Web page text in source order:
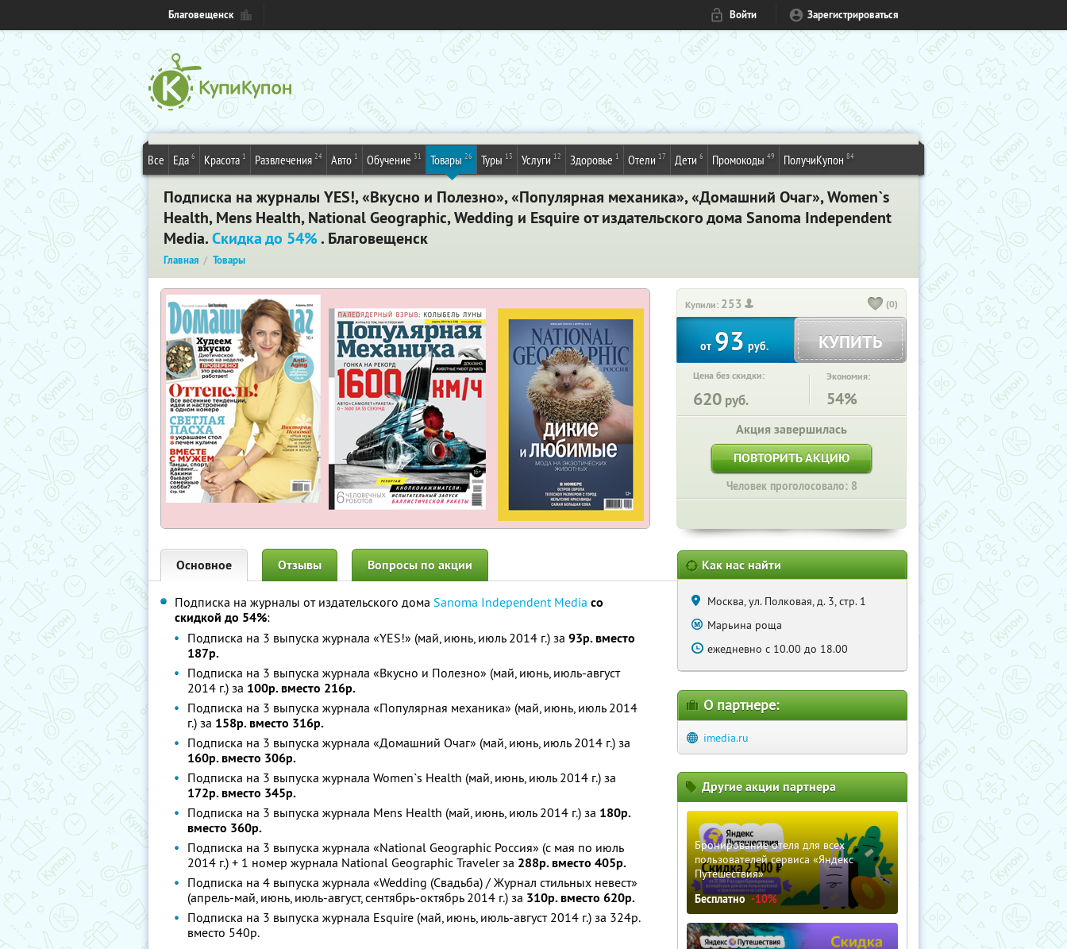
Благовещенск Войти Зарегистрироваться
Все Еда 6 Красота 1 Развлечения 24 Авто 1 Обучение 31 Товары 26 Туры 13 Услуги 12 Здоровье 1 Отели 17 Дети 6 Промокоды 49 ПолучиКупон 84
Подписка на журналы YES!, «Вкусно и Полезно», «Популярная механика», «Домашний Очаг», Women`s
Health, Mens Health, National Geographic, Wedding и Esquire от издательского дома Sanoma Independent
Media.Скидка до 54%. Благовещенск
Главная Товары
Купили: 253 (0)
от 93руб. КУПИТЬ
Цена без скидки:
620 руб.
Экономия:
54%
Акция завершилась
ПОВТОРИТЬ АКЦИЮ
Человек проголосовало: 8
Основное Отзывы Вопросы по акции
Подписка на журналы от издательского дома Sanoma Independent Media со
скидкой до 54%:
Подписка на 3 выпуска журнала «YES!» (май, июнь, июль 2014 г.) за 93р. вместо
187р.
Подписка на 3 выпуска журнала «Вкусно и Полезно» (май, июнь, июль-август
2014 г.) за 100р. вместо 216р.
Подписка на 3 выпуска журнала «Популярная механика» (май, июнь, июль 2014
г.) за 158р. вместо 316р.
Подписка на 3 выпуска журнала «Домашний Очаг» (май, июнь, июль 2014 г.) за
160р. вместо 306р.
Подписка на 3 выпуска журнала Women`s Health (май, июнь, июль 2014 г.) за
172р. вместо 345р.
Подписка на 3 выпуска журнала Mens Health (май, июнь, июль 2014 г.) за 180р.
вместо 360р.
Подписка на 3 выпуска журнала «National Geographic Россия» (с мая по июль
2014 г.) + 1 номер журнала National Geographic Traveler за 288р. вместо 405р.
Подписка на 4 выпуска журнала «Wedding (Свадьба) / Журнал стильных невест»
(апрель-май, июнь, июль-август, сентябрь-октябрь 2014 г.) за 310р. вместо 620р.
Подписка на 3 выпуска журнала Esquire (май, июнь, июль-август 2014 г.) за 324р.
вместо 540р.
Как нас найти
Москва, ул. Полковая, д. 3, стр. 1
Марьина роща
ежедневно с 10.00 до 18.00
О партнере:
imedia.ru
Другие акции партнера
Бронирование отеля для всех
пользователей сервиса «Яндекс
Путешествия»
Бесплатно -10%